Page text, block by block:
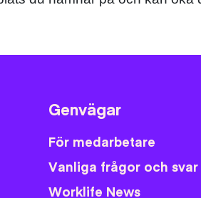
Genvägar
För medarbetare
Vanliga frågor och svar
Worklife News